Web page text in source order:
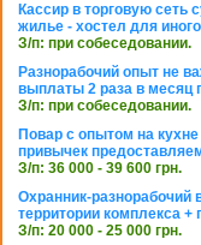
Кассир в торговую сеть
жилье - хостел для
З/п: при собеседовании.
Разнорабочий опыт не
выплаты 2 раза в месяц
З/п: при собеседовании.
Повар с опытом на
привычек
З/п: 36 000 - 39 600 грн.
Охранник-
территории комплекса +
З/п: 20 000 - 25 000 грн.